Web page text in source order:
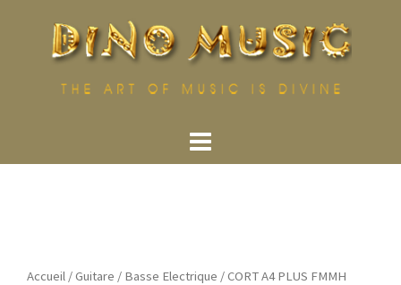
Accueil /Guitare / Basse Electrique / CORT A4 PLUS FMMH